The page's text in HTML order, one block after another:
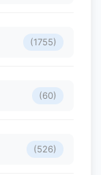
(1755)
(60)
(526)